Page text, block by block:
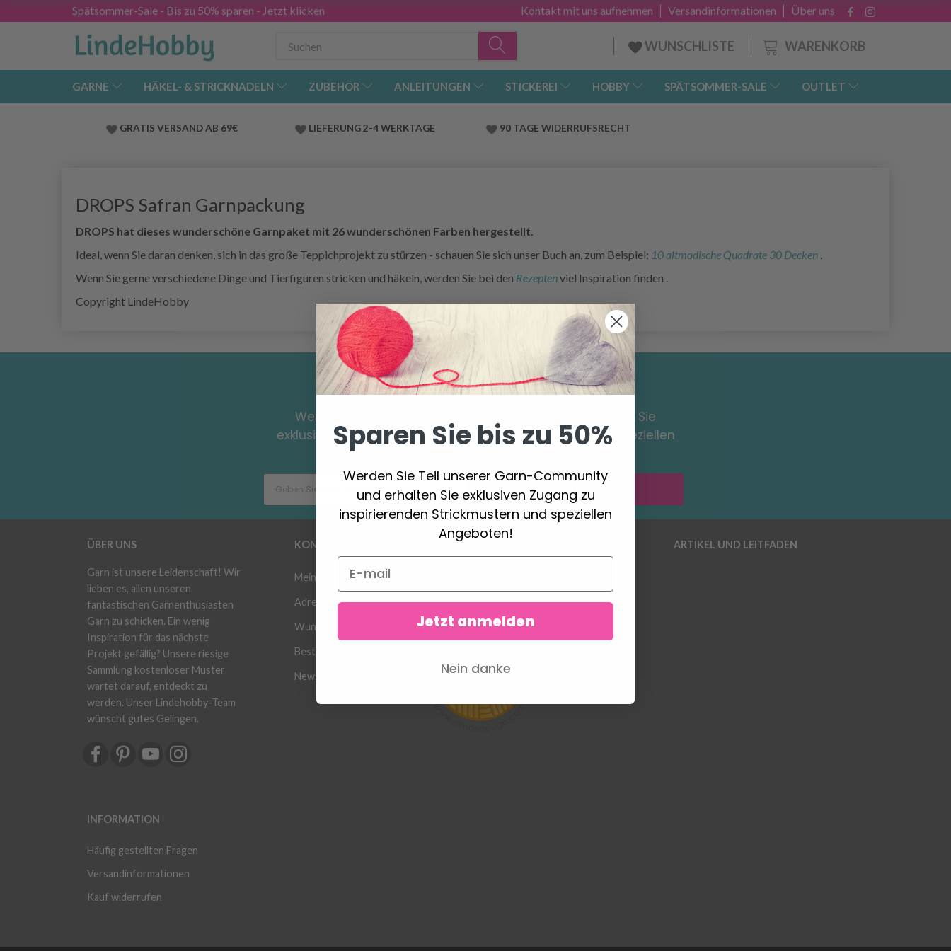
Spätsommer-Sale - Bis zu 50% sparen - Jetzt klicken Über uns
Versandinformationen
Kontakt mit uns aufnehmen
WARENKORB
WUNSCHLISTE
GARNE HÄKEL- & STRICKNADELN ZUBEHÖR ANLEITUNGEN STICKEREI HOBBY SPÄTSOMMER-SALE OUTLET
GRATIS VERSAND AB 69€ LIEFERUNG 2-4 WERKTAGE 90 TAGE WIDERRUFSRECHT
DROPS Safran Garnpackung
DROPS hat dieses wunderschöne Garnpaket mit 26 wunderschönen Farben hergestellt.
Ideal, wenn Sie daran denken, sich in das große Teppichprojekt zu stürzen - schauen Sie sich unser Buch an, zum Beispiel: 10 altmodische Quadrate 30 Decken .
Wenn Sie gerne verschiedene Dinge und Tierfiguren stricken und häkeln, werden Sie bei den Rezeptenviel Inspiration finden .
Copyright LindeHobby
Sparen Sie bis zu 50%
Werden Sie Teil unserer Garn-Community und erhalten Sie
exklusiven Zugang zu inspirierenden Strickmustern und speziellen
Abonnieren
ÜBER UNS
Garn ist unsere Leidenschaft! Wir
lieben es, allen unseren
fantastischen Garnenthusiasten
Garn zu schicken. Ein wenig
Inspiration für das nächste
Projekt gefällig? Unsere riesige
Sammlung kostenloser Muster
wartet darauf, entdeckt zu
werden. Unser Lindehobby-Team
wünscht gutes Gelingen.
INFORMATION
Häufig gestellten Fragen
Versandinformationen
Kauf widerrufen
KONTO
Mein Konto
Adressbuch
Wunschliste
Bestellverlauf
Newsletter
FINDEN SIE UNS AUF ARTIKEL UND LEITFADEN
Sparen Sie bis zu 50%
Werden Sie Teil unserer Garn-Community
und erhalten Sie exklusiven Zugang zu
inspirierenden Strickmustern und speziellen
Angeboten!
Jetzt anmelden
Nein danke